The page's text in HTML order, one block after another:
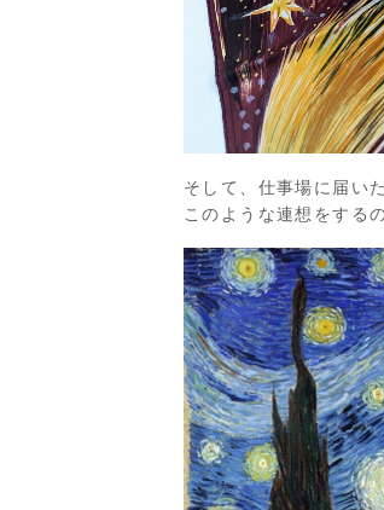
そして、仕事場に届い
このような連想をする